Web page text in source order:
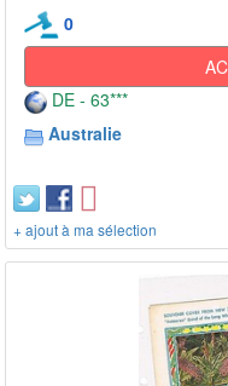
0
DE - 63***
Australie
+ ajout à ma sélection